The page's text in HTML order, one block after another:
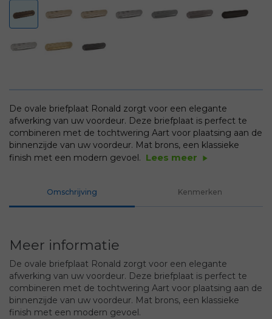
De ovale briefplaat Ronald zorgt voor een elegante
afwerking van uw voordeur. Deze briefplaat is perfect te
combineren met de tochtwering Aart voor plaatsing aan de
binnenzijde van uw voordeur. Mat brons, een klassieke
finish met een modern gevoel. Lees meer play_arrow
Omschrijving Kenmerken
Meer informatie
De ovale briefplaat Ronald zorgt voor een elegante
afwerking van uw voordeur. Deze briefplaat is perfect te
combineren met de tochtwering Aart voor plaatsing aan de
binnenzijde van uw voordeur. Mat brons, een klassieke
finish met een modern gevoel.